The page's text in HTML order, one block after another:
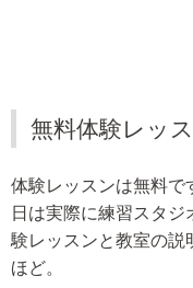
無料体験レッ
体験レッスンは無料で
日は実際に練習スタ
験レッスンと教室の説
ほど。